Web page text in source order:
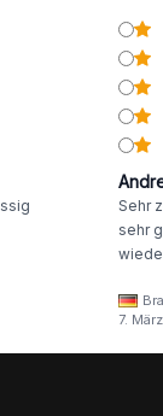
Sehr
sehr
7.